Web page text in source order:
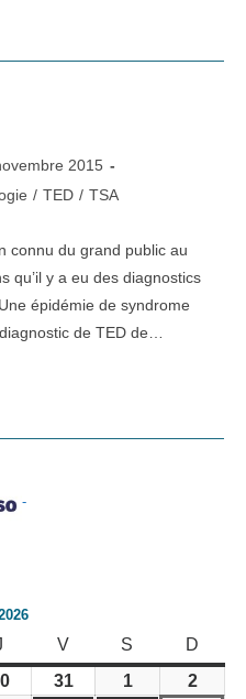
2015
/ TED / TSA
connu du grand public au
qu’il y a eu des diagnostics
épidémie de syndrome
de TED de…
-
VVENDREDI
S SAMEDID
30
31 1 2